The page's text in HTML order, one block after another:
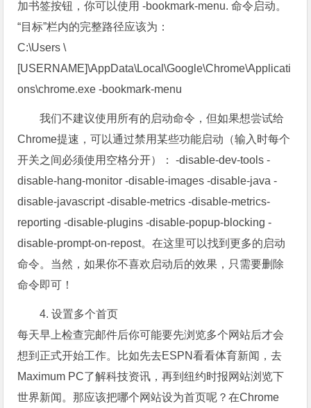
加书签按钮，你可以使用 -bookmark-menu. 命令启动。
“目标”栏内的完整路径应该为：
C:\Users \
[USERNAME]\AppData\Local\Google\Chrome\Applicati
ons\chrome.exe -bookmark-menu
我们不建议使用所有的启动命令，但如果想尝试给
Chrome提速，可以通过禁用某些功能启动（输入时每个
开关之间必须使用空格分开）： -disable-dev-tools -
disable-hang-monitor -disable-images -disable-java -
disable-javascript -disable-metrics -disable-metrics-
reporting -disable-plugins -disable-popup-blocking -
disable-prompt-on-repost。在这里可以找到更多的启动
命令。当然，如果你不喜欢启动后的效果，只需要删除
命令即可！
4. 设置多个首页
每天早上检查完邮件后你可能要先浏览多个网站后才会
想到正式开始工作。比如先去ESPN看看体育新闻，去
Maximum PC了解科技资讯，再到纽约时报网站浏览下
世界新闻。那应该把哪个网站设为首页呢？在Chrome